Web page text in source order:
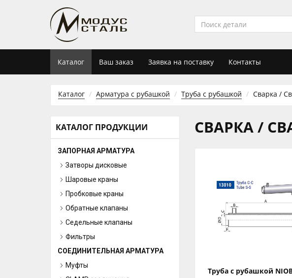
Каталог Ваш заказ Заявка на поставку Контакты
Каталог Арматура с рубашкой Труба с рубашкой Сварка /
КАТАЛОГ ПРОДУКЦИИ
ЗАПОРНАЯ АРМАТУРА
Затворы дисковые
Шаровые краны
Пробковые краны
Обратные клапаны
Седельные клапаны
Фильтры
СОЕДИНИТЕЛЬНАЯ АРМАТУРА
Муфты
СВАРКА /
Труба с рубашкой